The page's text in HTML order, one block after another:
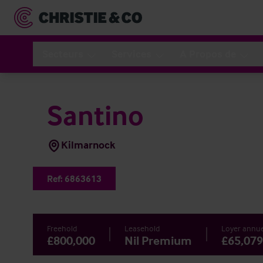
Santino
Kilmarnock
Ref: 6863613
Freehold
£800,000
Leasehold
Nil Premium
Loyer
£65,079